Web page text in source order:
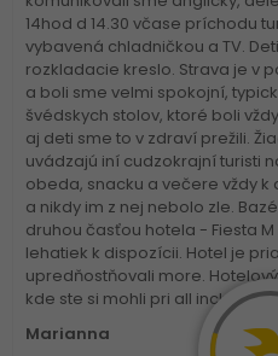
14hod d 14.30 včase príchodu
vybavená chladničkou a TV.
rozkladacie kreslo. Strava je v
a boli sme velmi spokojní,
švédskych stolov, ktoré boli
aj deti sme to v zdraví prežili.
uvádzajú iní cudzokrajní turisti
obeda, snacku a večere vždy
a nikdy im z nej nebolo zle.
druhou časťou hotela - Fiesta
lehatiek k dispozícii. Hotel je
upredňostňovali more.
kde ste si mohli pri all inclusive
Marianna